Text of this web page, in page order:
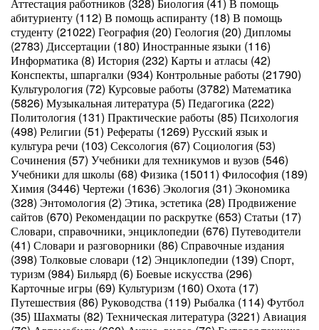
абитуриенту (112) В помощь аспиранту (18) В помощь
студенту (21022) География (20) Геология (20) Дипломы
(2783) Диссертации (180) Иностранные языки (116)
Информатика (8) История (232) Карты и атласы (42)
Конспекты, шпаргалки (934) Контрольные работы (21790)
Культурология (72) Курсовые работы (3782) Математика
(5826) Музыкальная литература (5) Педагогика (222)
Политология (131) Практические работы (85) Психология
(498) Религии (51) Рефераты (1269) Русский язык и
культура речи (103) Сексология (67) Социология (53)
Сочинения (57) Учебники для техникумов и вузов (546)
Учебники для школы (68) Физика (15011) Философия (189)
Химия (3446) Чертежи (1636) Экология (31) Экономика
(328) Энтомология (2) Этика, эстетика (28) Продвижение
сайтов (670) Рекомендации по раскрутке (653) Статьи (17)
Словари, справочники, энциклопедии (676) Путеводители
(41) Словари и разговорники (86) Справочные издания
(398) Толковые словари (12) Энциклопедии (139) Спорт,
туризм (984) Бильярд (6) Боевые искусства (296)
Карточные игры (69) Культуризм (160) Охота (17)
Путешествия (86) Руководства (119) Рыбалка (114) Футбол
(35) Шахматы (82) Техническая литература (3221) Авиация